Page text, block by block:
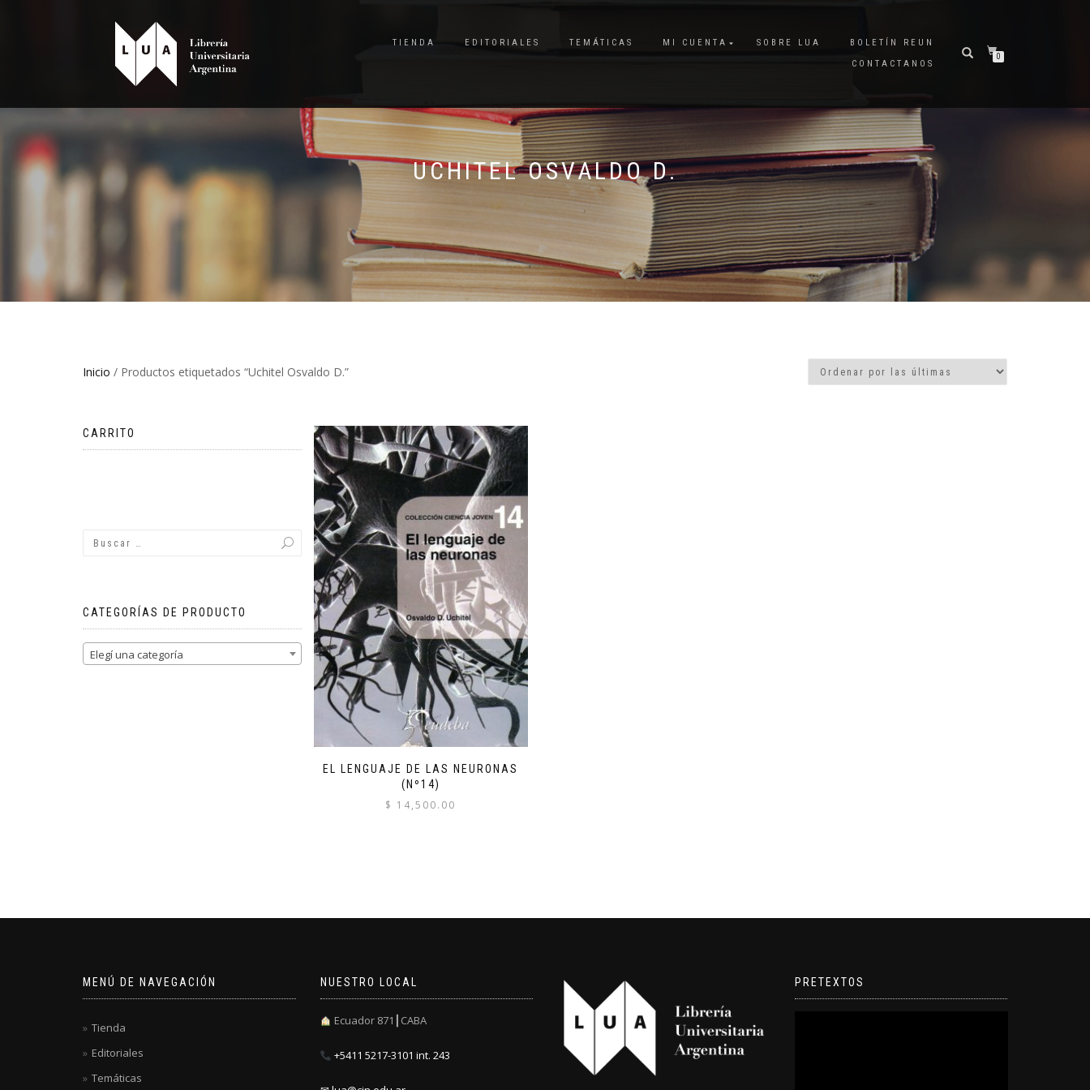
TIENDA EDITORIALES TEMÁTICAS MI CUENTA SOBRE LUA
BOLETÍN REUN
CONTACTANOS
0
UCHITEL OSVALDO D.
Inicio / Productos etiquetados “Uchitel Osvaldo D.”
EL LENGUAJE DE LAS NEURONAS
(Nº14)
$ 14,500.00
CARRITO
CATEGORÍAS DE PRODUCTO
Elegí una categoría
MENÚ DE NAVEGACIÓN
Tienda
Editoriales
Temáticas
NUESTRO LOCAL
Ecuador 871┃CABA
+5411 5217-3101 int. 243
PRETEXTOS